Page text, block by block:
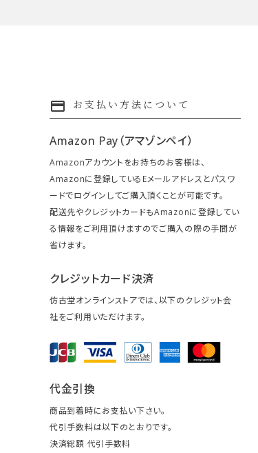
payment お支払い方法について
Amazon Pay（アマゾンペイ）
Amazonアカウントをお持ちのお客様は、
Amazonに登録しているEメールアドレスとパスワ
ードでログインしてご購入頂くことが可能です。
配送先やクレジットカードもAmazonに登録してい
る情報をご利用頂けますのでご購入の際の手間が
省けます。
クレジットカード決済
仿古堂オンラインストアでは、以下のクレジット会
社をご利用いただけます。
代金引換
商品到着時にお支払い下さい。
代引手数料は以下のとおりです。
決済総額 代引手数料